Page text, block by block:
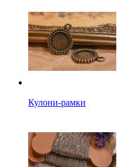
Кулони-рамки